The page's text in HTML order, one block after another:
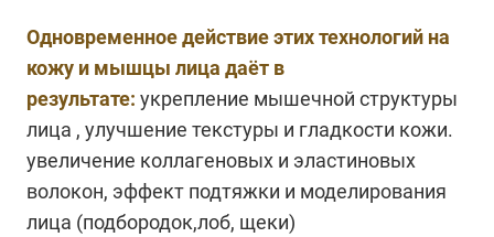
Одновременное действие этих технологий на
кожу и мышцы лица даёт в
результате: укрепление мышечной структуры
лица , улучшение текстуры и гладкости кожи.
увеличение коллагеновых и эластиновых
волокон, эффект подтяжки и моделирования
лица (подбородок,лоб, щеки)